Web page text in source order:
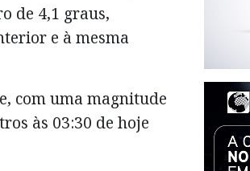
de 4,1 graus,
e à mesma
com uma magnitude
às 03:30 de hoje